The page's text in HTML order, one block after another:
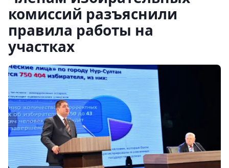
комиссий разъяснили
правила работы на
участках